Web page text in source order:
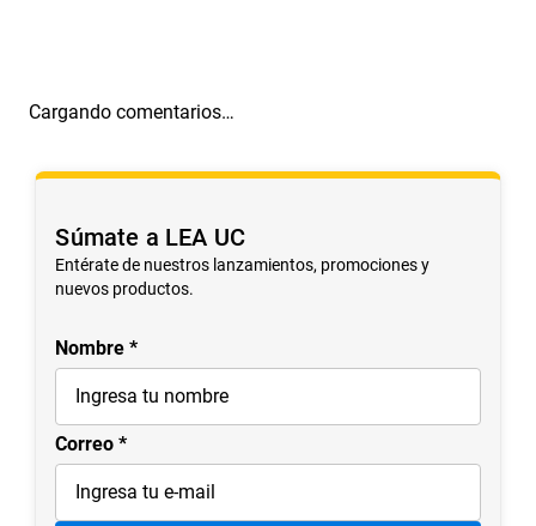
Cargando comentarios…
Súmate a LEA UC
Entérate de nuestros lanzamientos, promociones y
nuevos productos.
Nombre
Correo